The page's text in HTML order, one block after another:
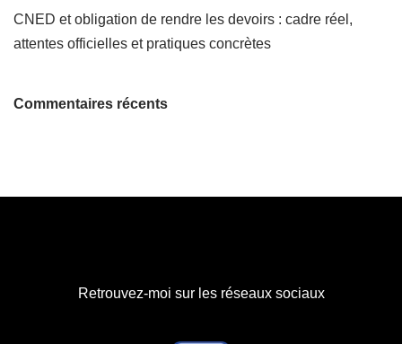
CNED et obligation de rendre les devoirs : cadre réel,
attentes officielles et pratiques concrètes
Commentaires récents
Retrouvez-moi sur les réseaux sociaux